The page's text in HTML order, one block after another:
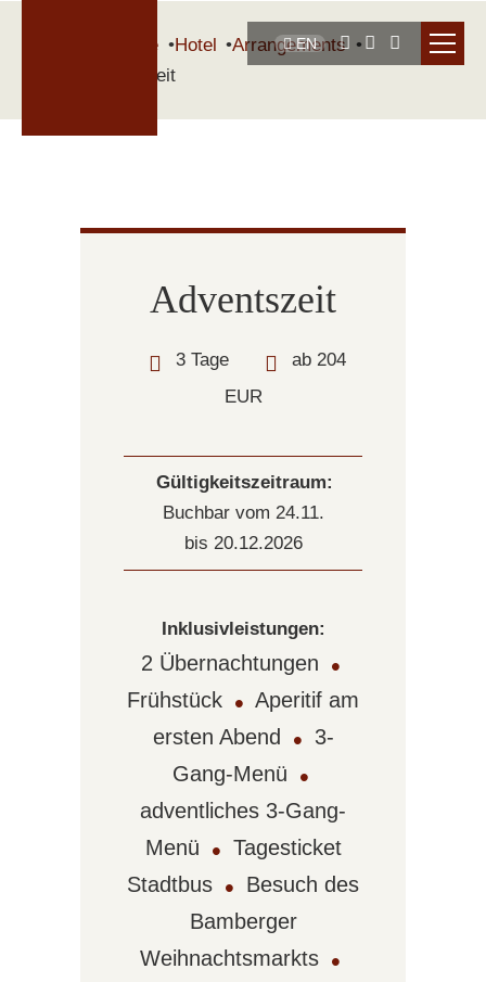
EN
Startseite Hotel
Arrangements
Adventszeit
Adventszeit
3 Tage
ab 204
EUR
Gültigkeitszeitraum:
Buchbar vom 24.11.
bis 20.12.2026
Inklusivleistungen:
2 Übernachtungen •
Frühstück • Aperitif am
ersten Abend
• 3-
Gang-Menü •
adventliches 3-Gang-
Menü • Tagesticket
Stadtbus • Besuch des
Bamberger
Weihnachtsmarkts •